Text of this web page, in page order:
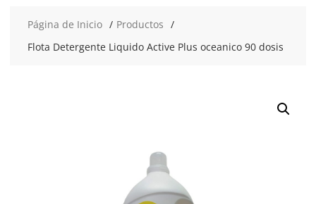
Página de Inicio
Productos
Flota Detergente Liquido Active Plus oceanico 90 dosis